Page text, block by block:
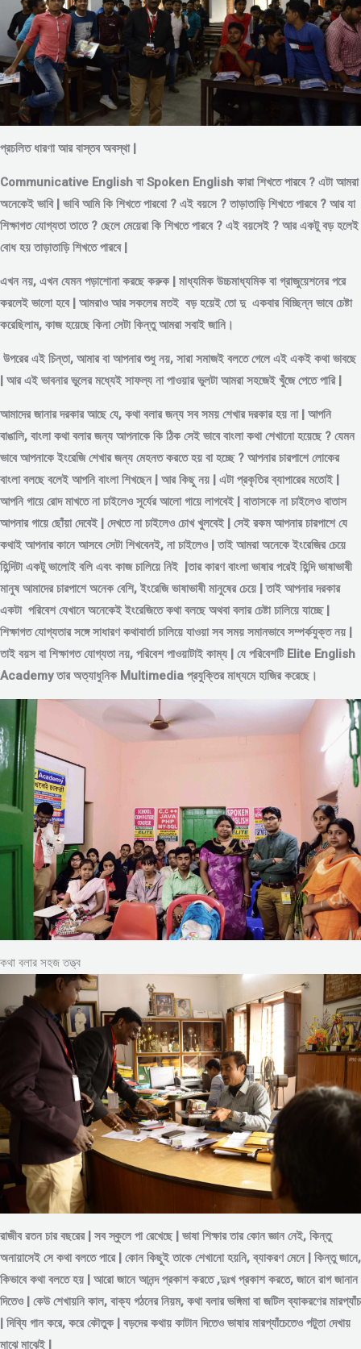
প্রচলিত ধারণা আর বাস্তব অবস্থা |
Communicative English বা Spoken English কারা শিখতে পারবে ? এটা আমরা
অনেকেই ভাবি | ভাবি আমি কি শিখতে পারবো ? এই বয়সে ?তাড়াতাড়ি শিখতে পারবে ? আর যা
শিক্ষাগত যোগ্যতা তাতে ? ছেলে মেয়েরা কি শিখতে পারবে ? এই বয়সেই ? আর একটু বড় হলেই
বোধ হয় তাড়াতাড়ি শিখতে পারবে |
এখন নয়, এখন যেমন পড়াশোনা করছে করুক | মাধ্যমিক উচ্চমাধ্যমিক বা গ্রাজুয়েশনের পরে
করলেই ভালো হবে | আমরাও আর সকলের মতই বড় হয়েই তো দু একবার বিচ্ছিন্নভাবেচেষ্টা
করেছিলাম, কাজ হয়েছে কিনা সেটা কিন্তু আমরা সবাই জানি।
উপরের এই চিন্তা, আমার বা আপনার শুধু নয়, সারা সমাজই বলতে গেলে এই একই কথা ভাবছে
| আর এই ভাবনার ভুলের মধ্যেই সাফল্য না পাওয়ার ভুলটা আমরা সহজেই খুঁজে পেতে পারি |
আমাদের জানার দরকার আছে যে, কথা বলার জন্য সব সময় শেখার দরকার হয় না | আপনি
বাঙালি, বাংলা কথা বলার জন্য আপনাকে কি ঠিক সেই ভাবে বাংলা কথা শেখানো হয়েছে ? যেমন
ভাবে আপনাকে ইংরেজি শেখার জন্য মেহনত করতে হয় বা হচ্ছে ? আপনার চারপাশে লোকের
বাংলা বলছে বলেই আপনি বাংলা শিখছেন | আর কিছু নয় | এটা প্রকৃতির ব্যাপারের মতোই |
আপনি গায়ে রোদ মাখতে না চাইলেও সূর্যের আলো গায়ে লাগবেই | বাতাসকে না চাইলেও বাতাস
আপনার গায়ে ছোঁয়া দেবেই | দেখতে না চাইলেও চোখ খুলবেই | সেই রকম আপনার চারপাশে যে
কথাই আপনার কানে আসবে সেটা শিখবেনই, না চাইলেও | তাই আমরা অনেকে ইংরেজির চেয়ে
হিন্দিটা একটু ভালোই বলি এবং কাজ চালিয়ে নিই |তার কারণ বাংলা ভাষার পরেই হিন্দি ভাষাভাষী
মানুষ আমাদের চারপাশে অনেক বেশি, ইংরেজি ভাষাভাষী মানুষের চেয়ে | তাই আপনার দরকার
একটা পরিবেশ যেখানে অনেকেই ইংরেজিতে কথা বলছে অথবা বলার চেষ্টা চালিয়ে যাচ্ছে |
শিক্ষাগত যোগ্যতার সঙ্গে সাধারণ কথাবার্তা চালিয়ে যাওয়া সব সময় সমানভাবে সম্পর্কযুক্ত নয় |
তাই বয়স বা শিক্ষাগত যোগ্যতা নয়, পরিবেশ পাওয়াটাই কাম্য | যে পরিবেশটি Elite English
Academy তার অত্যাধুনিক Multimedia প্রযুক্তির মাধ্যমে হাজির করেছে।
কথা বলার সহজ তত্ত্ব
রাজীব রতন চার বছরের | সব স্কুলে পা রেখেছে | ভাষা শিক্ষার তার কোন জ্ঞান নেই, কিন্তু
অনায়াসেই সে কথা বলতে পারে | কোন কিছুই তাকে শেখানো হয়নি, ব্যাকরণ মেনে | কিন্তু জানে,
কিভাবে কথা বলতে হয় | আরো জানে আনন্দ প্রকাশ করতে ,দুঃখ প্রকাশ করতে, জানে রাগ জানান
দিতেও | কেউ শেখায়নি কাল, বাক্য গঠনের নিয়ম, কথা বলার ভঙ্গিমা বা জটিল ব্যাকরণের মারপ্যাঁচ
| দিব্যি গান করে, করে কৌতুক | বড়দের কথায় কাটান দিতেও ভাষার মারপ্যাঁচেতেও পটুতা দেখায়
মাঝে মাঝেই |